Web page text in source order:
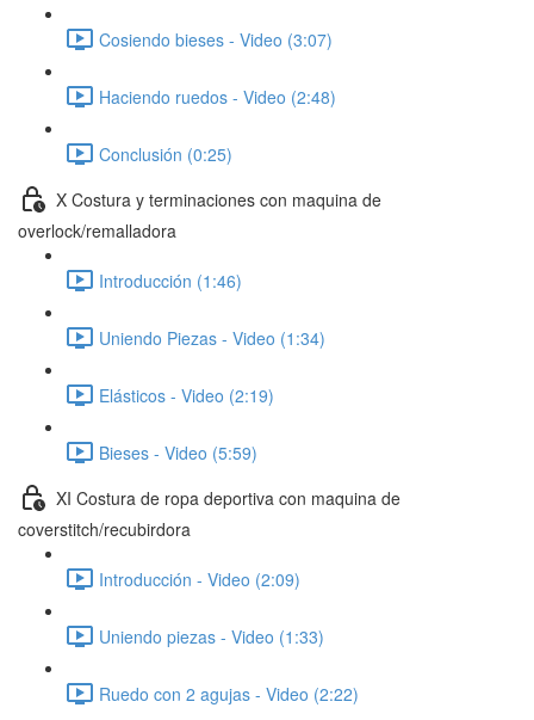
Cosiendo bieses - Video (3:07)
Haciendo ruedos - Video (2:48)
Conclusión (0:25)
X Costura y terminaciones con maquina de
overlock/remalladora
Introducción (1:46)
Uniendo Piezas - Video (1:34)
Elásticos - Video (2:19)
Bieses - Video (5:59)
XI Costura de ropa deportiva con maquina de
coverstitch/recubirdora
Introducción - Video (2:09)
Uniendo piezas - Video (1:33)
Ruedo con 2 agujas - Video (2:22)